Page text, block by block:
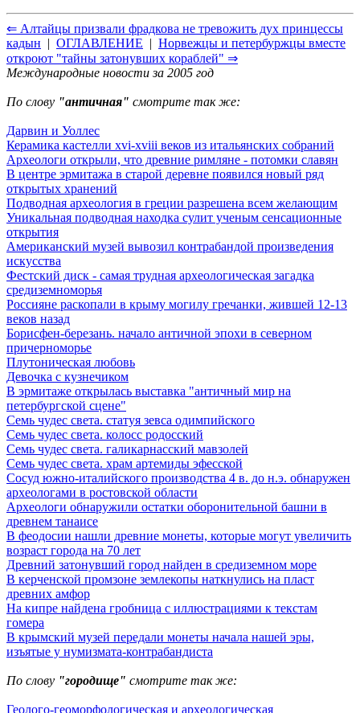
⇐ Алтайцы призвали фрадкова не тревожить дух принцессы
кадын | ОГЛАВЛЕНИЕ | Норвежцы и петербуржцы вместе
откроют "тайны затонувших кораблей" ⇒
Международные новости за 2005 год
По слову "античная" смотрите так же:
Дарвин и Уоллес
Керамика кастелли xvi-xviii веков из итальянских собраний
Археологи открыли, что древние римляне - потомки славян
В центре эрмитажа в старой деревне появился новый ряд
открытых хранений
Подводная археология в греции разрешена всем желающим
Уникальная подводная находка сулит ученым сенсационные
открытия
Американский музей вывозил контрабандой произведения
искусства
Фестский диск - самая трудная археологическая загадка
средиземноморья
Россияне раскопали в крыму могилу гречанки, жившей 12-13
веков назад
Борисфен-березань. начало античной эпохи в северном
причерноморье
Плутоническая любовь
Девочка с кузнечиком
В эрмитаже открылась выставка "античный мир на
петербургской сцене"
Семь чудес света. статуя зевса одимпийского
Семь чудес света. колосс родосский
Семь чудес света. галикарнасский мавзолей
Семь чудес света. храм артемиды эфесской
Сосуд южно-италийского производства 4 в. до н.э. обнаружен
археологами в ростовской области
Археологи обнаружили остатки оборонительной башни в
древнем танаисе
В феодосии нашли древние монеты, которые могут увеличить
возраст города на 70 лет
Древний затонувший город найден в средиземном море
В керченской промзоне землекопы наткнулись на пласт
древних амфор
На кипре найдена гробница с иллюстрациями к текстам
гомера
В крымский музей передали монеты начала нашей эры,
изъятые у нумизмата-контрабандиста
По слову "городище" смотрите так же:
Геолого-геоморфологическая и археологическая